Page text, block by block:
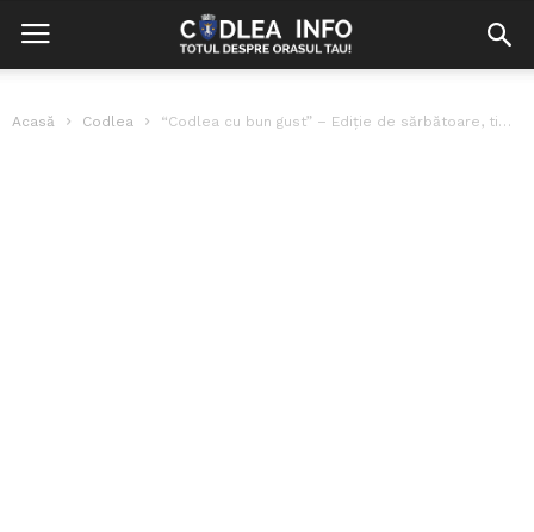
Acasă Codlea “Codlea cu bun gust” – Ediţie de sărbătoare, timp de 2 zile